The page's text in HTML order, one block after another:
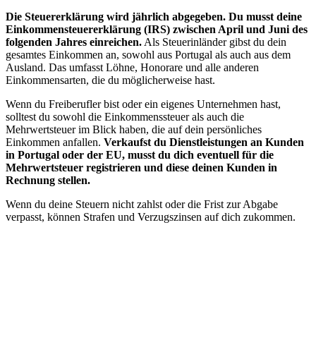
Die Steuererklärung wird jährlich abgegeben. Du musst deine
Einkommensteuererklärung (IRS) zwischen April und Juni des
folgenden Jahres einreichen. Als Steuerinländer gibst du dein
gesamtes Einkommen an, sowohl aus Portugal als auch aus dem
Ausland. Das umfasst Löhne, Honorare und alle anderen
Einkommensarten, die du möglicherweise hast.
Wenn du Freiberufler bist oder ein eigenes Unternehmen hast,
solltest du sowohl die Einkommenssteuer als auch die
Mehrwertsteuer im Blick haben, die auf dein persönliches
Einkommen anfallen. Verkaufst du Dienstleistungen an Kunden
in Portugal oder der EU, musst du dich eventuell für die
Mehrwertsteuer registrieren und diese deinen Kunden in
Rechnung stellen.
Wenn du deine Steuern nicht zahlst oder die Frist zur Abgabe
verpasst, können Strafen und Verzugszinsen auf dich zukommen.